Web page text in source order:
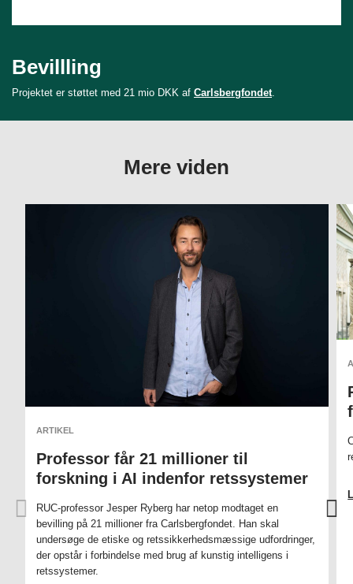
Bevillling
Projektet er støttet med 21 mio DKK af Carlsbergfondet
Mere viden
ARTIKEL
Professor får 21 millioner til
forskning i AI indenfor retssystemer
RUC-professor Jesper Ryberg har netop modtaget en
bevilling på 21 millioner fra Carlsbergfondet. Han skal
undersøge de etiske og retssikkerhedsmæssige udfordringer,
der opstår i forbindelse med brug af kunstig intelligens i
retssystemer.